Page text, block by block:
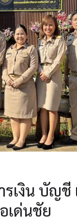
รเงิน บัญ
เด่นชัย